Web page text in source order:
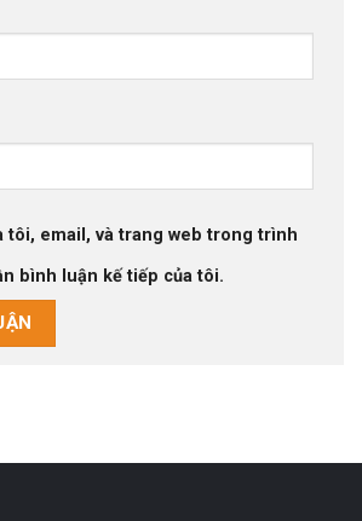
tôi, email, và trang web trong trình
bình luận kế tiếp của tôi.